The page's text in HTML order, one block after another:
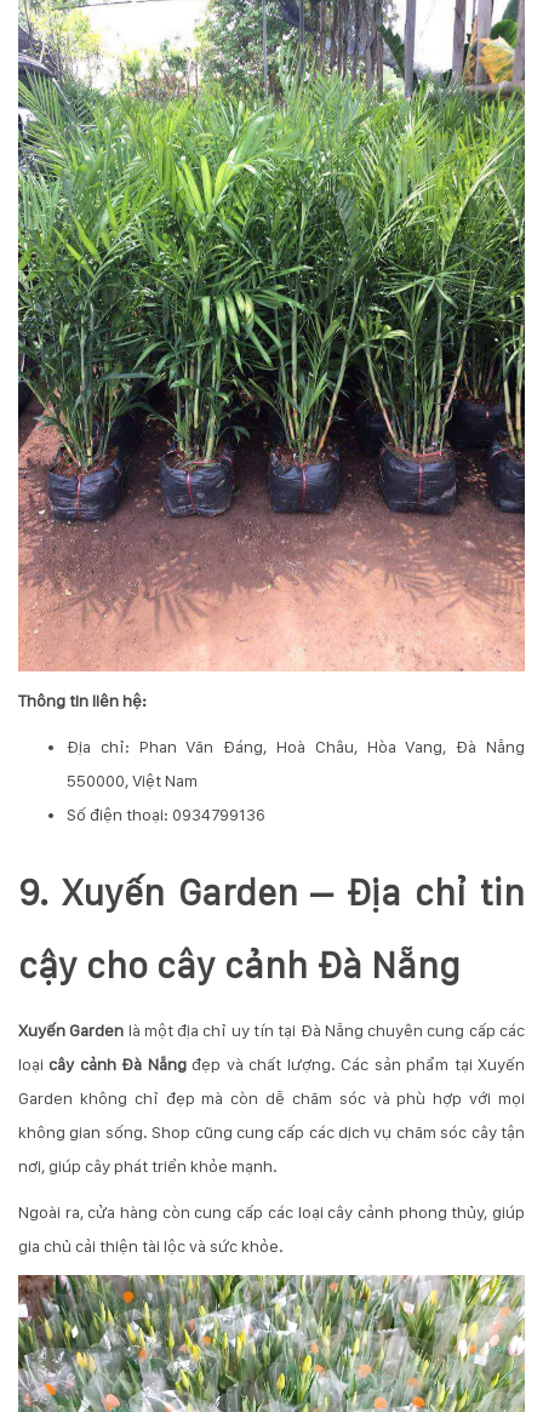
Thông tin liên hệ:
Địa chỉ: Phan Văn Đáng, Hoà Châu, Hòa Vang, Đà Nẵng
550000, Việt Nam
Số điện thoại: 0934799136
9. Xuyến Garden – Địa chỉ tin
cậy cho cây cảnh Đà Nẵng
Xuyến Garden là một địa chỉ uy tín tại Đà Nẵng chuyên cung cấp các
loại cây cảnh Đà Nẵngđẹp và chất lượng. Các sản phẩm tại Xuyến
Garden không chỉ đẹp mà còn dễ chăm sóc và phù hợp với mọi
không gian sống. Shop cũng cung cấp các dịch vụ chăm sóc cây tận
nơi, giúp cây phát triển khỏe mạnh.
Ngoài ra, cửa hàng còn cung cấp các loại cây cảnh phong thủy, giúp
gia chủ cải thiện tài lộc và sức khỏe.